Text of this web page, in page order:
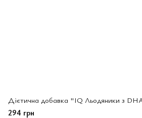
294 грн